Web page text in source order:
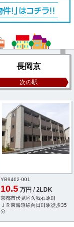
長岡京
次の駅
YB9462-001
10.5 万円 / 2LDK
京都市伏見区久我石原町
ＪＲ東海道線向日町駅徒歩35
分